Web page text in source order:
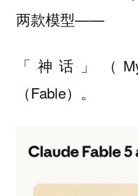
两款模型——
「神话」（
（Fable）。